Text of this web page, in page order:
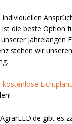
individuellen
ist die beste Option
jahrelangen
stehen wir
kostenlose
gibt es